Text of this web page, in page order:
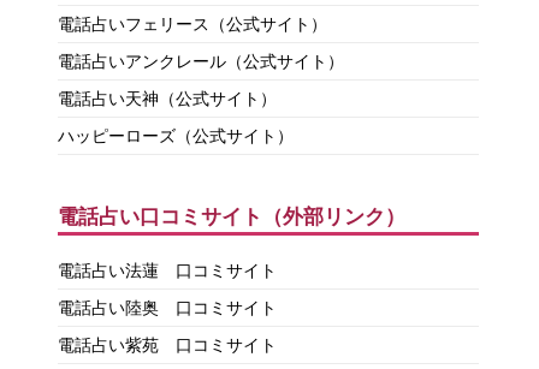
電話占いフェリース（公式サイト）
電話占いアンクレール（公式サイト）
電話占い天神（公式サイト）
ハッピーローズ（公式サイト）
電話占い口コミサイト（外部リンク）
電話占い法蓮 口コミサイト
電話占い陸奥 口コミサイト
電話占い紫苑 口コミサイト